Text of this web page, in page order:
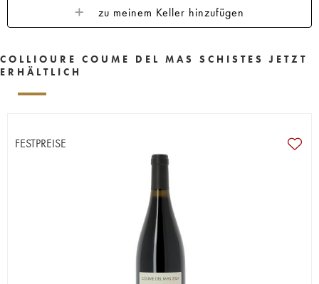
zu meinem Keller hinzufügen
COLLIOURE COUME DEL MAS SCHISTES JETZT
ERHÄLTLICH
FESTPREISE